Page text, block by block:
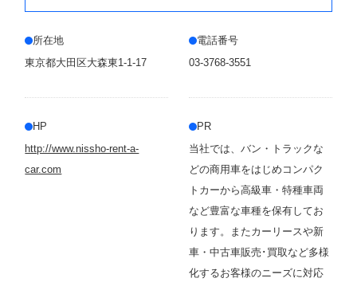
所在地
東京都大田区大森東1-1-17
電話番号
03-3768-3551
HP
http://www.nissho-rent-a-
car.com
PR
当社では、バン・トラックな
どの商用車をはじめコンパク
トカーから高級車・特種車両
など豊富な車種を保有してお
ります。またカーリースや新
車・中古車販売･買取など多様
化するお客様のニーズに対応